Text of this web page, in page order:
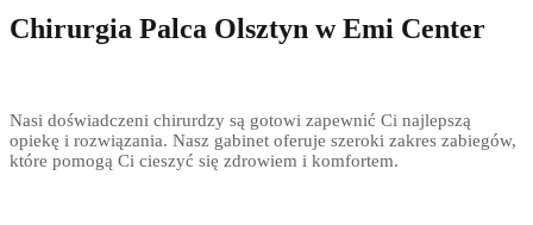
Chirurgia Palca Olsztyn w Emi Center
Nasi doświadczeni chirurdzy są gotowi zapewnić Ci najlepszą
opiekę i rozwiązania. Nasz gabinet oferuje szeroki zakres zabiegów,
które pomogą Ci cieszyć się zdrowiem i komfortem.